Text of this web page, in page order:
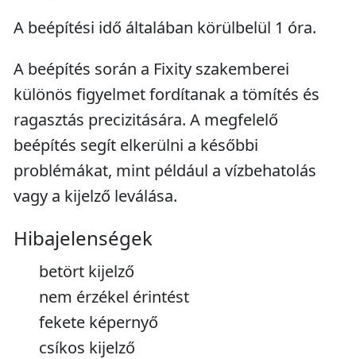
A beépítési idő általában körülbelül 1 óra.
A beépítés során a Fixity szakemberei
különös figyelmet fordítanak a tömítés és
ragasztás precizitására. A megfelelő
beépítés segít elkerülni a későbbi
problémákat, mint például a vízbehatolás
vagy a kijelző leválása.
Hibajelenségek
betört kijelző
nem érzékel érintést
fekete képernyő
csíkos kijelző